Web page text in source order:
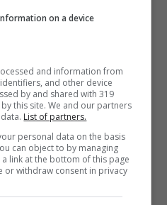
opposizione a
tra sport e politica. La
senza
il suo contributo
contro il Police, che
Sports al secondo
dalla vetta. Ma le
limitate al
calcistica
on a device
and information from
and other device
by and shared with 319
this site. We and our partners
List of partners.
personal data on the basis
can object to by managing
link at the bottom of this page
or withdraw consent in privacy